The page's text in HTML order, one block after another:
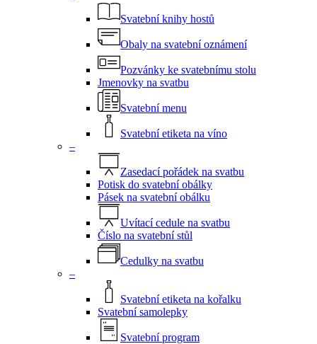
Svatební knihy hostů
Obaly na svatební oznámení
Pozvánky ke svatebnímu stolu
Jmenovky na svatbu
Svatební menu
Svatební etiketa na víno
–
Zasedací pořádek na svatbu
Potisk do svatební obálky
Pásek na svatební obálku
Uvítací cedule na svatbu
Číslo na svatební stůl
Cedulky na svatbu
–
Svatební etiketa na kořalku
Svatební samolepky
Svatební program